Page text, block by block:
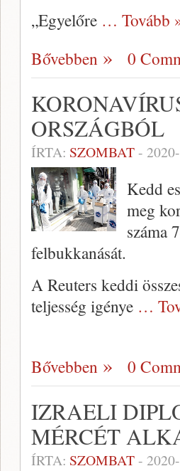
„Egyelőre … Tovább
Bővebben
0
ORSZÁGBÓL
ÍRTA: SZOMBAT-
Kedd
meg
száma
felbukkanását.
A Reuters keddi
teljesség igénye …
Bővebben 0
IZRAELI
MÉRCÉT
ÍRTA: SZOMBAT-